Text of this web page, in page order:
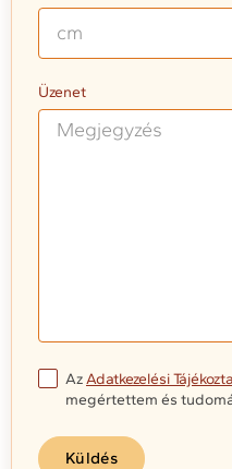
Üzenet
AzAdatkezelési
megértettem és
Küldés